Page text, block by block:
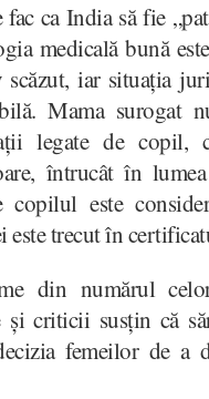
ca India să fie
medicală bună
iar situația
Mama surogat
legate de copil,
întrucât în
copilul este
este trecut în
din numărul
criticii susțin că
femeilor de a